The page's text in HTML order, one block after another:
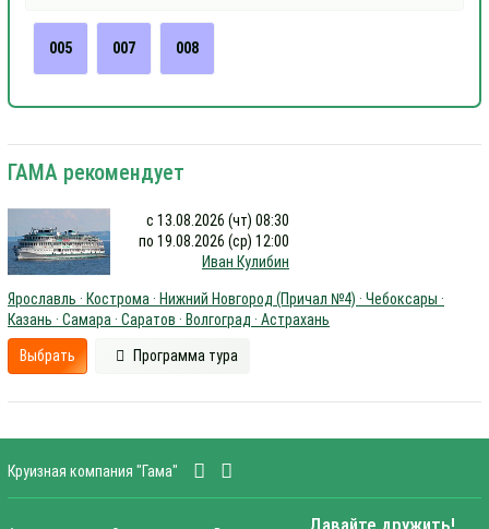
005 007 008
ГАМА рекомендует
с 13.08.2026 (чт) 08:30
по 19.08.2026 (ср) 12:00
Иван Кулибин
Ярославль · Кострома · Нижний Новгород (Причал №4) · Чебоксары ·
Казань · Самара · Саратов · Волгоград · Астрахань
Выбрать Программа тура
Круизная компания "Гама"
Давайте дружить!